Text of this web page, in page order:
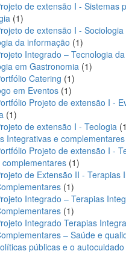
produto
de extensão I - Sistemas
11
produto
de extensão I - Sociologia
da informação 11
produto
Integrado – Tecnologia
em Gastronomia 11
Catering 11
em Eventos 11
produto
Projeto de extensão I -
11
produto
de extensão I - Teologia 1
Integrativas e complementares
Projeto de extensão I -
complementares 11
produto
de Extensão II - Terapias
11
produto
Integrado – Terapias
11
produto
Integrado Terapias
– Saúde e
públicas e o autocuidado